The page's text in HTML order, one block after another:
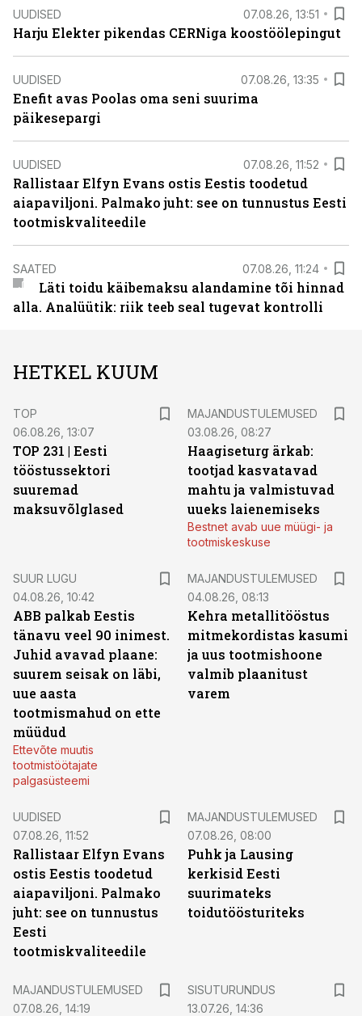
UUDISED 07.08.26, 13:51
Harju Elekter pikendas CERNiga koostöölepingut
UUDISED 07.08.26, 13:35
Enefit avas Poolas oma seni suurima
päikesepargi
UUDISED 07.08.26, 11:52
Rallistaar Elfyn Evans ostis Eestis toodetud
aiapaviljoni. Palmako juht: see on tunnustus Eesti
tootmiskvaliteedile
SAATED 07.08.26, 11:24
Läti toidu käibemaksu alandamine tõi hinnad
alla. Analüütik: riik teeb seal tugevat kontrolli
HETKEL KUUM
TOP
06.08.26, 13:07
TOP 231 | Eesti
tööstussektori
suuremad
maksuvõlglased
MAJANDUSTULEMUSED
03.08.26, 08:27
Haagiseturg ärkab:
tootjad kasvatavad
mahtu ja valmistuvad
uueks laienemiseks
Bestnet avab uue müügi- ja
tootmiskeskuse
SUUR LUGU
04.08.26, 10:42
ABB palkab Eestis
tänavu veel 90 inimest.
Juhid avavad plaane:
suurem seisak on läbi,
uue aasta
tootmismahud on ette
müüdud
Ettevõte muutis
tootmistöötajate
palgasüsteemi
MAJANDUSTULEMUSED
04.08.26, 08:13
Kehra metallitööstus
mitmekordistas kasumi
ja uus tootmishoone
valmib plaanitust
varem
UUDISED
07.08.26, 11:52
Rallistaar Elfyn Evans
ostis Eestis toodetud
aiapaviljoni. Palmako
juht: see on tunnustus
Eesti
tootmiskvaliteedile
MAJANDUSTULEMUSED
07.08.26, 08:00
Puhk ja Lausing
kerkisid Eesti
suurimateks
toidutöösturiteks
MAJANDUSTULEMUSED
07.08.26, 14:19
SISUTURUNDUS
13.07.26, 14:36